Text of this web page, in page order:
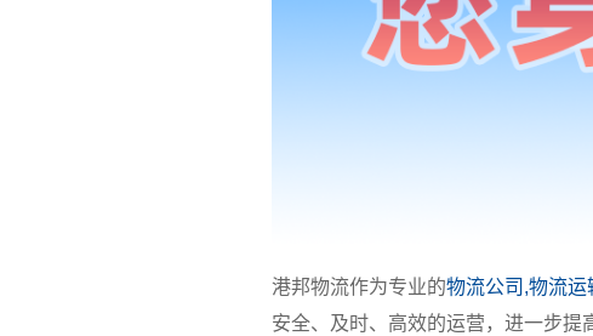
港邦物流作为专业的物流公司,物流
安全、及时、高效的运营，进一步